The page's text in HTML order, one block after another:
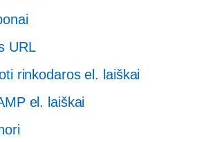
URL
rinkodaros el. laiškai
el. laiškai